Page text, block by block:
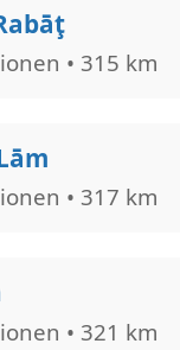
• 315 km
• 317 km
• 321 km